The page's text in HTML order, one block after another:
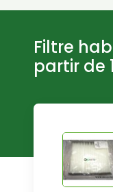
Filtre
partir de